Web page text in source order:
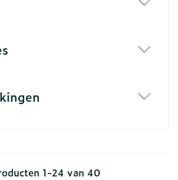
1-24 van 40